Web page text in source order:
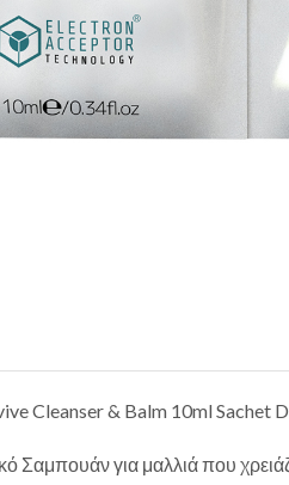
Cleanser & Balm 10ml Sachet
Σαμπουάν για μαλλιά που